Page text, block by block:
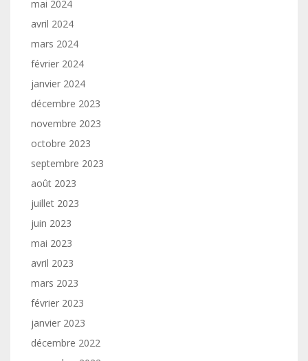
mai 2024
avril 2024
mars 2024
février 2024
janvier 2024
décembre 2023
novembre 2023
octobre 2023
septembre 2023
août 2023
juillet 2023
juin 2023
mai 2023
avril 2023
mars 2023
février 2023
janvier 2023
décembre 2022